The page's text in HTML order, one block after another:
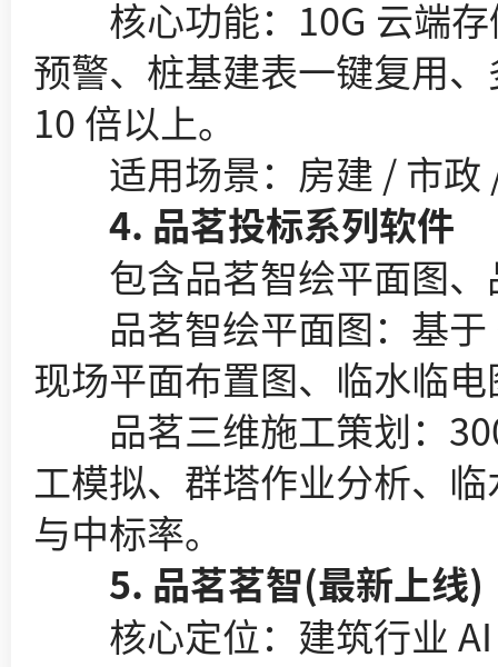
核心功能：10G 云端存
预警、桩基建表一键复用
10 倍以上。
适用场景：房建 / 市政 /
4. 品茗投标系列软件
包含品茗智绘平面图、
品茗智绘平面图：基于
现场平面布置图、临水临
品茗三维施工策划：300
工模拟、群塔作业分析、
与中标率。
5. 品茗茗智(最新上线)
核心定位：建筑行业 AI